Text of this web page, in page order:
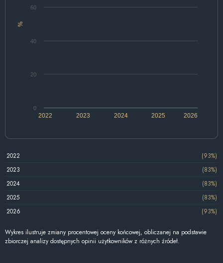
%
2022 2024 2026
2023 2025
0
20
40
60
2022
(93%)
2023
(83%)
2024
(83%)
2025
(83%)
2026
(93%)
Wykres ilustruje zmiany procentowej oceny końcowej, obliczanej na podstawie
zbiorczej analizy dostępnych opinii użytkowników z różnych źródeł.